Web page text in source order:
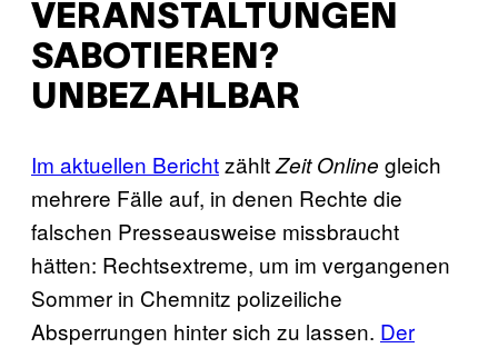
VERANSTALTUNGEN
SABOTIEREN?
UNBEZAHLBAR
Im aktuellen BerichtzähltZeit Online gleich
mehrere Fälle auf, in denen Rechte die
falschen Presseausweise missbraucht
hätten: Rechtsextreme, um im vergangenen
Sommer in Chemnitz polizeiliche
Absperrungen hinter sich zu lassen. Der